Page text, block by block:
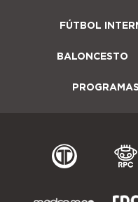
FÚTBOL
BALONCESTO
PROGRAMAS